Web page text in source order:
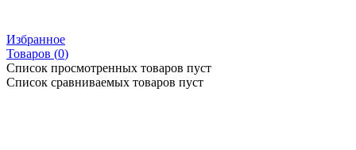
Избранное
Товаров (0)
Список просмотренных товаров пуст
Список сравниваемых товаров пуст